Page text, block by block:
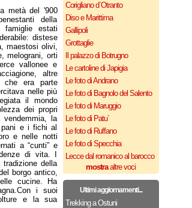
Corigliano d`Otranto
Diso e Marittima
Gallipoli
Grottaglie
Il palazzo di Botrugno
Le cartoline di Japigia
Le foto di Andrano
Le foto di Bagnolo del Salento
Le foto di Maruggio
Le foto di Patu`
Le foto di Ruffano
Le foto di Specchia
Lecce dal romanico al barocco
mostraaltre voci
Ultimi aggiornamenti...
Trekking a Ostuni
metà del '900
della
famiglie estati
distese
maestosi olivi,
melograni, orti
vallonee e
altre
che era parte
nelle più
il mondo
dei propri
la
e i fichi al
e nelle notti
a “cunti” e
di vita. I
della
borgo antico,
cucine. Ha
i suoi
e la sua